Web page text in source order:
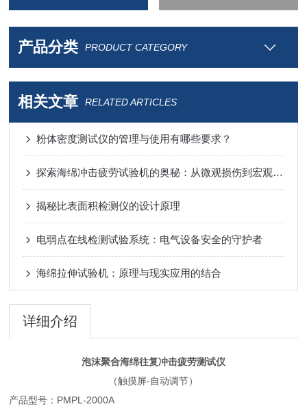
产品分类 PRODUCT CATEGORY
相关文章 RELATED ARTICLES
粉体密度测试仪的管理与使用有哪些要求？
探索海绵冲击疲劳试验机的奥秘：从微观损伤到宏观失效
揭秘比表面积检测仪的设计原理
电弱点在线检测试验系统：电气设备安全的守护者
海绵拉伸试验机：原理与现实应用的结合
详细介绍
泡沫聚合海绵往复冲击疲劳测试仪
（触摸屏-自动调节）
产品型号：PMPL-2000A